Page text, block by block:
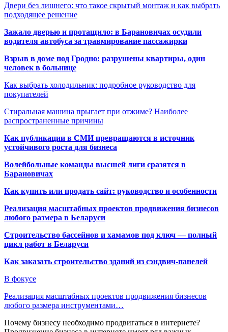
Двери без лишнего: что такое скрытый монтаж и как выбрать
подходящее решение
Зажало дверью и протащило: в Барановичах осудили
водителя автобуса за травмирование пассажирки
Взрыв в доме под Гродно: разрушены квартиры, один
человек в больнице
Как выбрать холодильник: подробное руководство для
покупателей
Стиральная машина прыгает при отжиме? Наиболее
распространенные причины
Как публикации в СМИ превращаются в источник
устойчивого роста для бизнеса
Волейбольные команды высшей лиги сразятся в
Барановичах
Как купить или продать сайт: руководство и особенности
Реализация масштабных проектов продвижения бизнесов
любого размера в Беларуси
Строительство бассейнов и хамамов под ключ — полный
цикл работ в Беларуси
Как заказать строительство зданий из сэндвич-панелей
В фокусе
Реализация масштабных проектов продвижения бизнесов
любого размера инструментами…
Почему бизнесу необходимо продвигаться в интернете?